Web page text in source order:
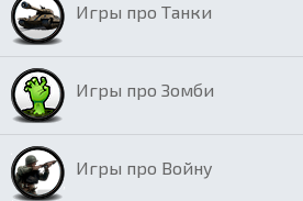
Игры про Танки
Игры про Зомби
Игры про Войну